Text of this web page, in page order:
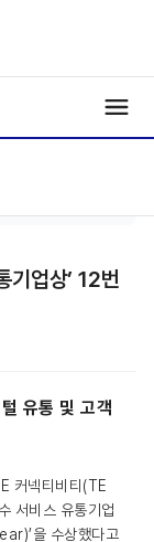
기업상’ 12번
유통 및 고객
커넥티비티(TE
서비스 유통기업
을 수상했다고